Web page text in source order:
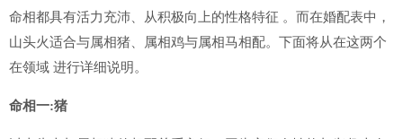
命相都具有活力充沛、从积极向上的性格特征 。而在婚配表中，
山头火适合与属相猪、属相鸡与属相马相配。下面将从在这两个
在领域 进行详细说明。
命相一:猪